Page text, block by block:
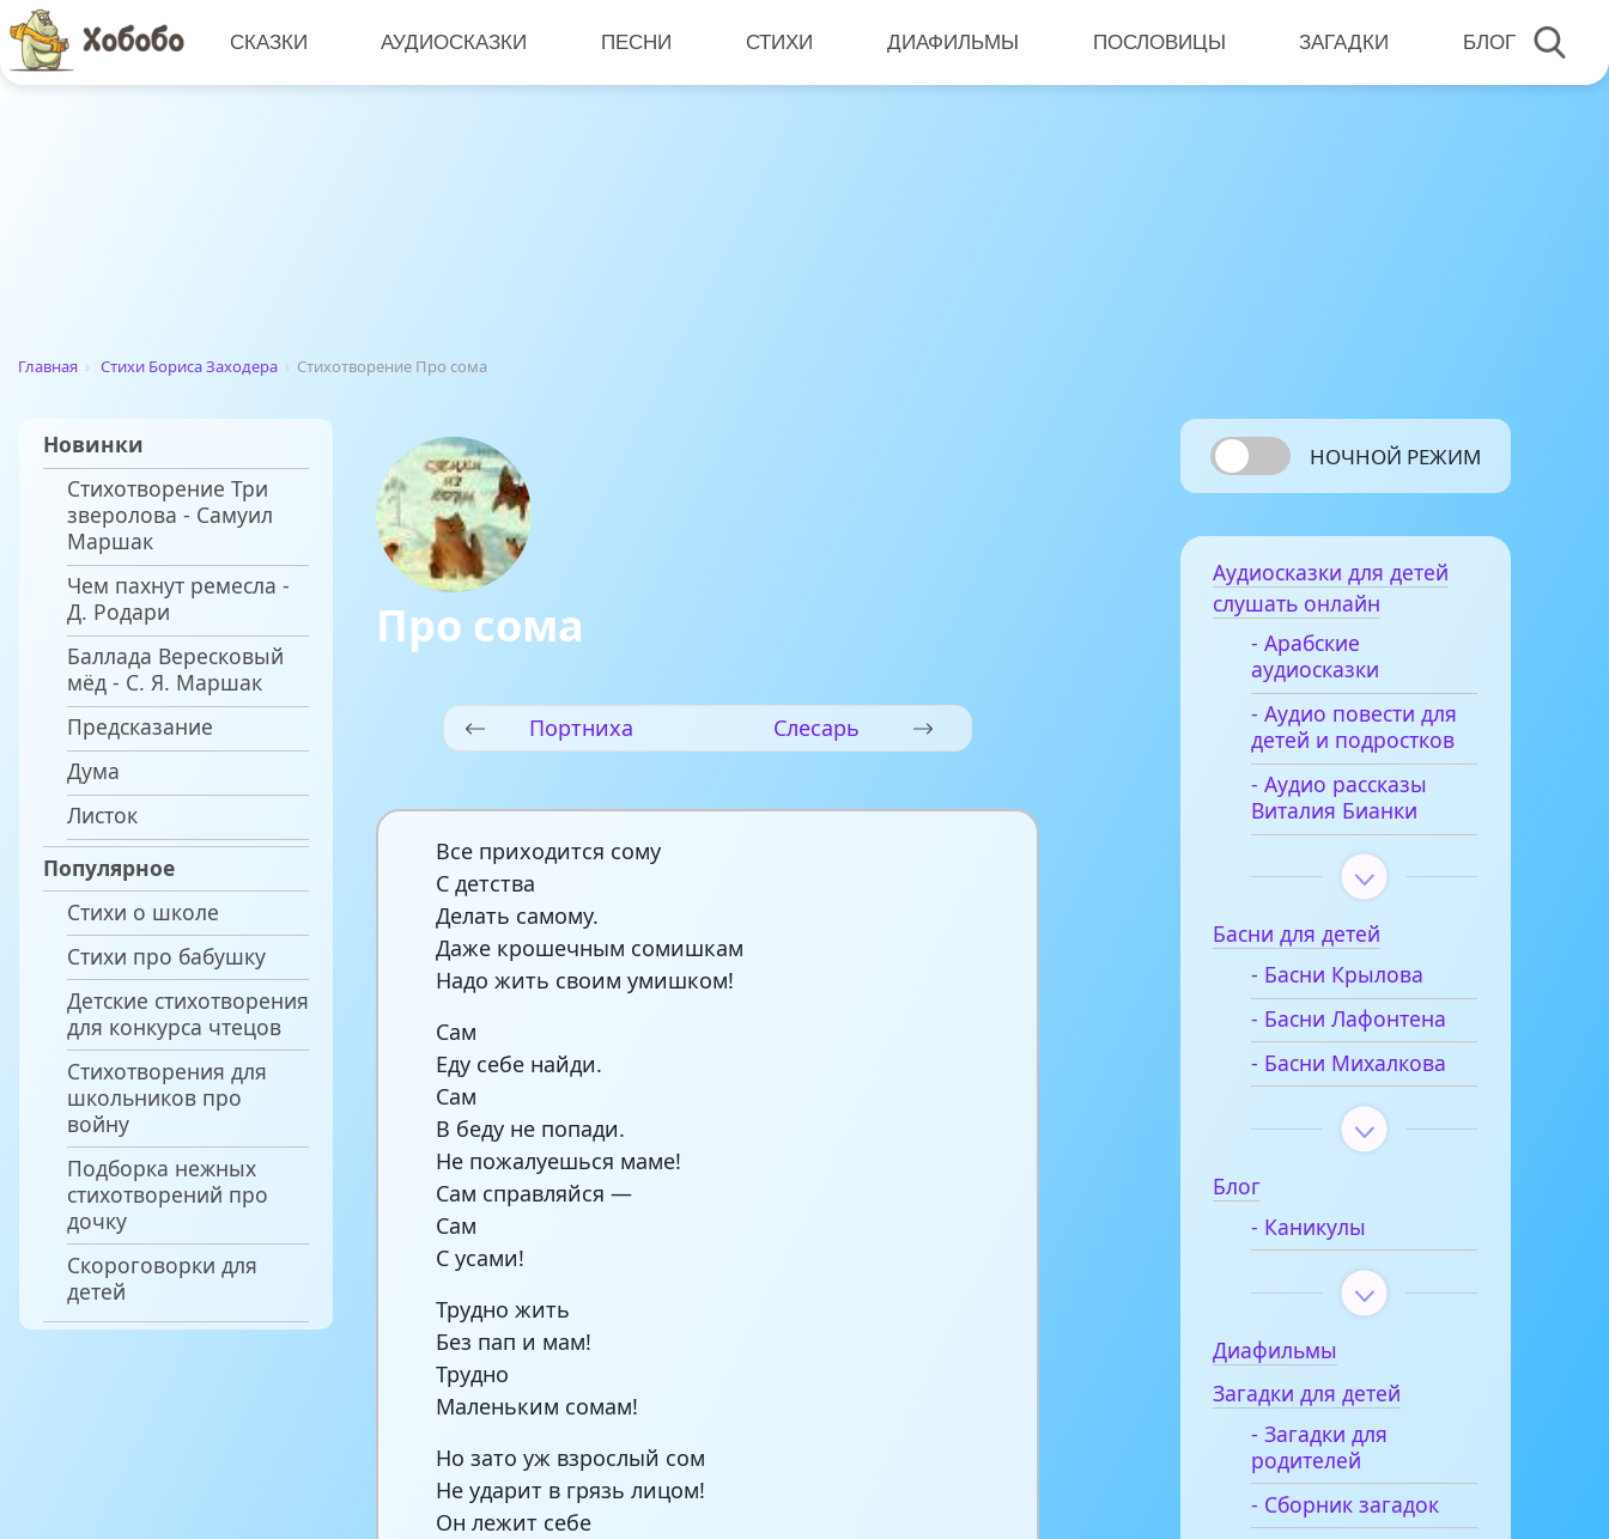
СКАЗКИ АУДИОСКАЗКИ ПЕСНИ СТИХИ ДИАФИЛЬМЫ ПОСЛОВИЦЫ ЗАГАДКИ БЛОГ
Главная › Стихи Бориса Заходера › Стихотворение Про сома
Новинки
Стихотворение Три
зверолова - Самуил
Маршак
Чем пахнут ремесла -
Д. Родари
Баллада Вересковый
мёд - С. Я. Маршак
Предсказание
Дума
Листок
Популярное
Стихи о школе
Стихи про бабушку
Детские стихотворения
для конкурса чтецов
Стихотворения для
школьников про
войну
Подборка нежных
стихотворений про
дочку
Скороговорки для
детей
Про сома
Портниха Слесарь
Все приходится сому
С детства
Делать самому.
Даже крошечным сомишкам
Надо жить своим умишком!
Сам
Еду себе найди.
Сам
В беду не попади.
Не пожалуешься маме!
Сам справляйся —
Сам
С усами!
Трудно жить
Без пап и мам!
Трудно
Маленьким сомам!
Но зато уж взрослый сом
Не ударит в грязь лицом!
Он лежит себе
НОЧНОЙ РЕЖИМ
Аудиосказки для детей
слушать онлайн
- Арабские
аудиосказки
- Аудио повести для
детей и подростков
- Аудио рассказы
Виталия Бианки
Басни для детей
- Басни Крылова
- Басни Лафонтена
- Басни Михалкова
Блог
- Каникулы
Диафильмы
Загадки для детей
- Загадки для
родителей
- Сборник загадок